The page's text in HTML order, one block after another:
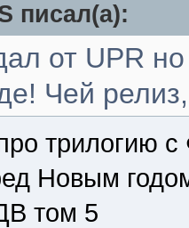
писал(a):
от UPR но
Чей
трилогию
Новым
том 5